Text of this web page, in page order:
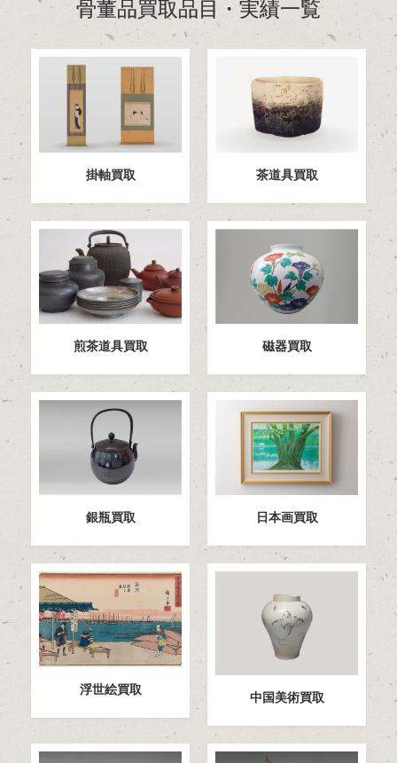
骨董品買取品目・実績一覧
掛軸買取 茶道具買取
煎茶道具買取 磁器買取
銀瓶買取 日本画買取
浮世絵買取
中国美術買取